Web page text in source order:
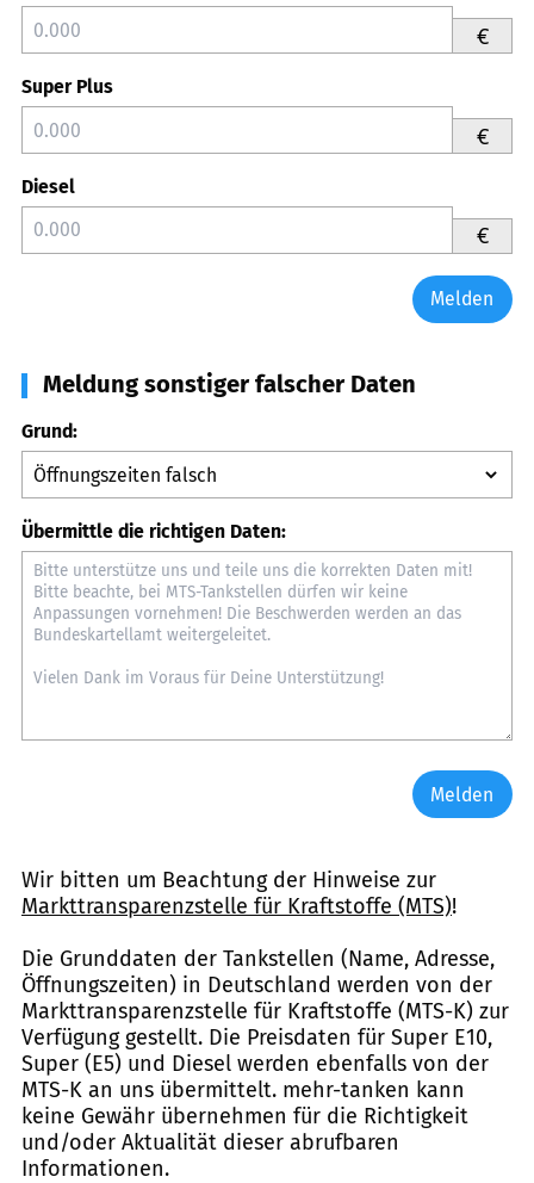
€
Super Plus
€
Diesel
€
Melden
Meldung sonstiger falscher Daten
Grund:
Übermittle die richtigen Daten:
Melden
Wir bitten um Beachtung der Hinweise zur
Markttransparenzstelle für Kraftstoffe (MTS)!
Die Grunddaten der Tankstellen (Name, Adresse,
Öffnungszeiten) in Deutschland werden von der
Markttransparenzstelle für Kraftstoffe (MTS-K) zur
Verfügung gestellt. Die Preisdaten für Super E10,
Super (E5) und Diesel werden ebenfalls von der
MTS-K an uns übermittelt. mehr-tanken kann
keine Gewähr übernehmen für die Richtigkeit
und/oder Aktualität dieser abrufbaren
Informationen.